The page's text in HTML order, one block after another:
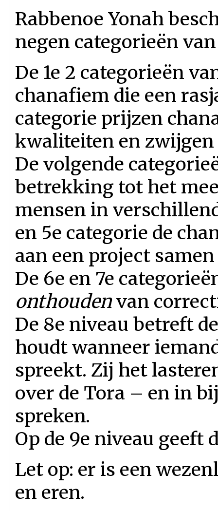
Rabbenoe Yonah
negen categorieën
De 1e 2 categorieën
chanafiem die een
categorie prijzen
kwaliteiten en
De volgende
betrekking tot het
mensen in
en 5e categorie de
aan een project
De 6e en 7e
onthoudenvan
De 8e niveau betreft
houdt wanneer
spreekt. Zij het
over de Tora – en in
spreken.
Op de 9e niveau geeft
Let op: er is een
en eren.